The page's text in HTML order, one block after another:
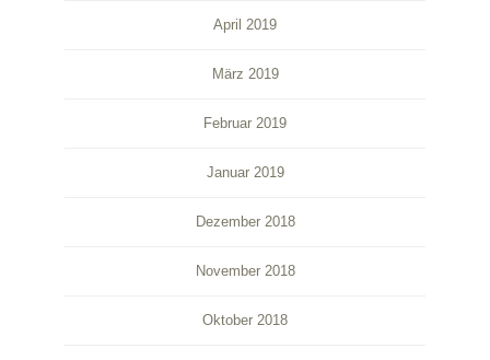
April 2019
März 2019
Februar 2019
Januar 2019
Dezember 2018
November 2018
Oktober 2018